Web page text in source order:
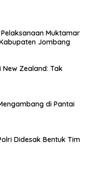
Muktamar
Jombang
Zealand: Tak
di Pantai
Didesak Bentuk Tim